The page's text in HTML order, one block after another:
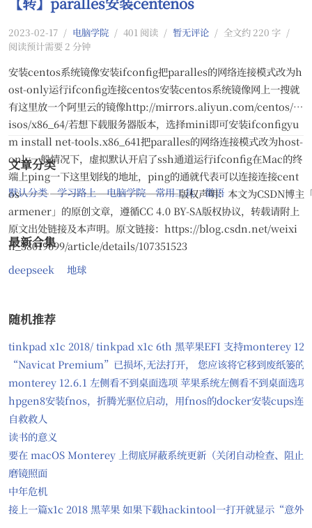
2023-02-17 / 电脑学院 / 401 阅读 / 暂无评论 / 全文约 220 字 /
阅读预计需要 2 分钟
安装centos系统镜像安装ifconfig把paralles的网络连接模式改为h
ost-only运行ifconfig连接centos安装centos系统镜像网上一搜就
有这里放一个阿里云的镜像http://mirrors.aliyun.com/centos/7/
isos/x86_64/若想下载服务器版本，选择mini即可安装ifconfigyu
m install net-tools.x86_641把paralles的网络连接模式改为host-
only一般情况下，虚拟默认开启了ssh通道运行ifconfig在Mac的终
端上ping一下这里划线的地址，ping的通就代表可以连接连接cent
os————————————————版权声明：本文为CSDN博主
armener」的原创文章，遵循CC 4.0 BY-SA版权协议，转载请附上
原文出处链接及本声明。原文链接：https://blog.csdn.net/weixi
n_38019699/article/details/107351523
文章分类
默认分类 学习路上 电脑学院 常用工具 微语
最新合集
deepseek 地球
随机推荐
tinkpad x1c 2018/ tinkpad x1c 6th 黑苹果EFI 支持monterey
“Navicat Premium”已损坏,无法打开， 您应该将它移到废纸篓的
monterey 12.6.1 左侧看不到桌面选项 苹果系统左侧看不到桌面选项
hpgen8安装fnos，折腾光驱位启动，用fnos的docker安装cups连
自救救人
读书的意义
要在 macOS Monterey 上彻底屏蔽系统更新（关闭自动检查、阻止
磨镜照面
中年危机
接上一篇x1c 2018 黑苹果 如果下载hackintool一打开就显示“意外